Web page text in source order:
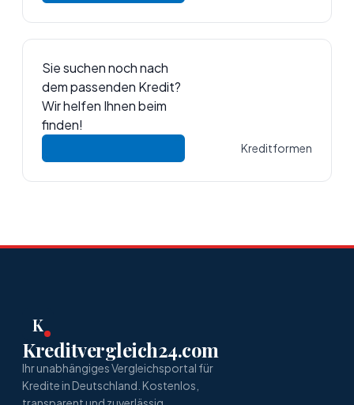
Sie suchen noch nach
dem passenden Kredit?
Wir helfen Ihnen beim
finden!
Kreditformen
K
Kreditvergleich24.com
Ihr unabhängiges Vergleichsportal für
Kredite in Deutschland. Kostenlos,